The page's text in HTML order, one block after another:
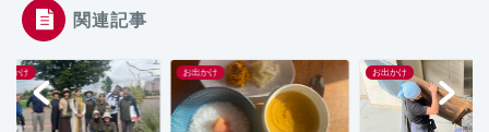
関連記事
お出かけ お出かけ